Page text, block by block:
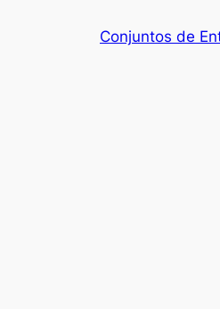
Conjuntos de